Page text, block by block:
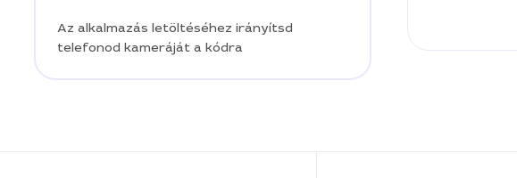
Az alkalmazás letöltéséhez irányítsd
telefonod kameráját a kódra